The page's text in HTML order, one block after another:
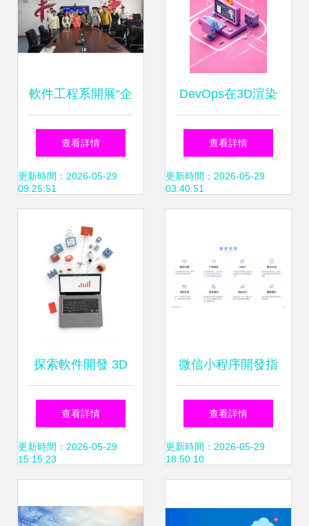
軟件工程系開展“企
業專家進課堂”系列
活動（一） 探究工
開發之路
查看詳情
更新時間：2026-05-29
09:25:51
DevOps在3D渲染
軟件開發中的應用
與概念解析
查看詳情
更新時間：2026-05-29
03:40:51
探索軟件開發 3D
插圖視角下的編程
世界
查看詳情
更新時間：2026-05-29
15:15:23
微信小程序開發指
南 核心概念與主流
開發方式詳解
查看詳情
更新時間：2026-05-29
18:50:10